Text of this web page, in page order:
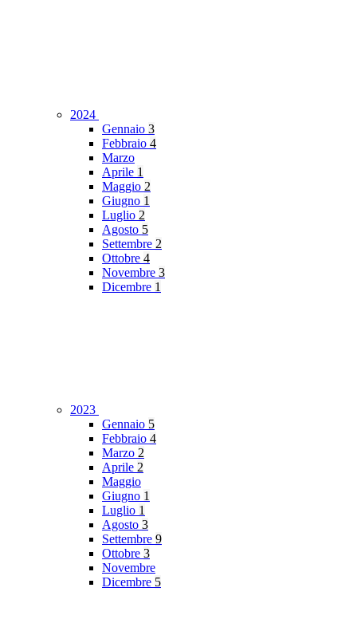
2024
Gennaio 3
Febbraio 4
Marzo
Aprile 1
Maggio 2
Giugno 1
Luglio 2
Agosto 5
Settembre 2
Ottobre 4
Novembre 3
Dicembre 1
2023
Gennaio 5
Febbraio 4
Marzo 2
Aprile 2
Maggio
Giugno 1
Luglio 1
Agosto 3
Settembre 9
Ottobre 3
Novembre
Dicembre 5